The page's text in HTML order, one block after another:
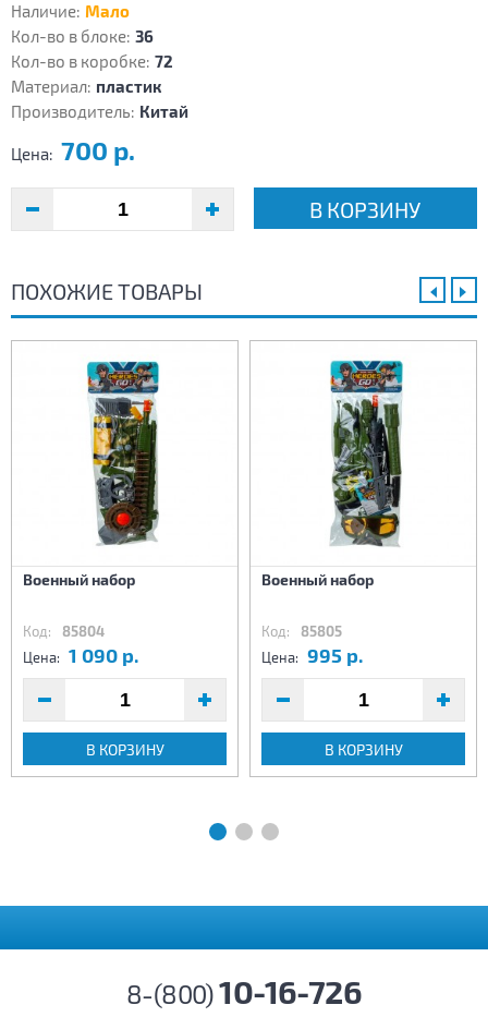
Наличие: Мало
Кол-во в блоке: 36
Кол-во в коробке: 72
Материал: пластик
Производитель: Китай
Цена: 700 р.
В КОРЗИНУ
ПОХОЖИЕ ТОВАРЫ
Военный набор
Код: 85804
Цена: 1 090 р.
В КОРЗИНУ
Военный набор
Код: 85805
Цена: 995 р.
В КОРЗИНУ
8-(800)10-16-726